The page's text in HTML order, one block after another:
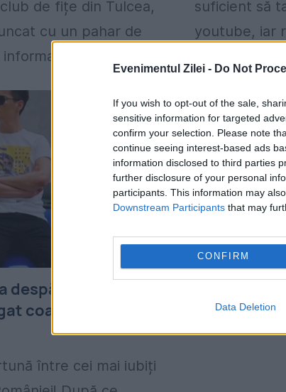
Evenimentul Zilei - Do Not
If you wish to opt-out of the sale,
sensitive information for targeted
confirm your selection. Please note
continue seeing interest-based ads
information disclosed to third parties
further disclosure of your personal
participants. This information may
Downstream Participants that may
CONFIRM
Data Deletion
de fițe din Tulcea,
cu un pahar de
cu...
suficient să
youtube, iar
despărțit de iubită.
coada!
între cei mai iubiți